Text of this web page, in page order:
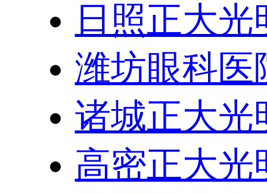
日照正大
潍坊眼科医
诸城正大光
高密正大光